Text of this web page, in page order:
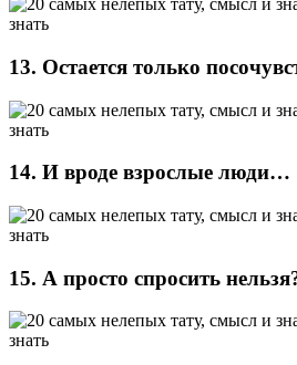
13. Остается только
14. И вроде взрослые люди…
15. А просто спросить